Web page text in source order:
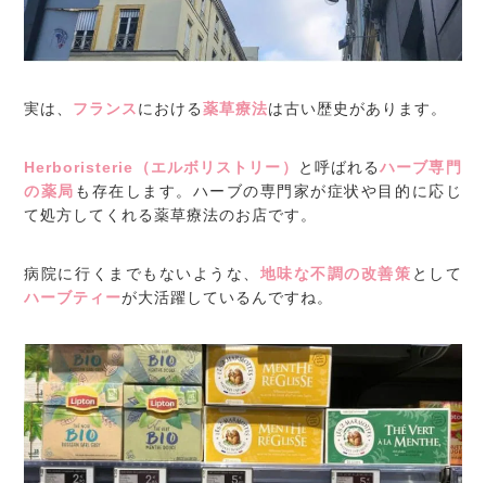
実は、 フランスにおける薬草療法は古い歴史があります。
Herboristerie（エルボリストリー） と呼ばれるハーブ専門
の薬局 も存在します。ハーブの専門家が症状や目的に応じ
て処方してくれる薬草療法のお店です。
病院に行くまでもないような、 地味な不調の改善策 として
ハーブティーが大活躍しているんですね。